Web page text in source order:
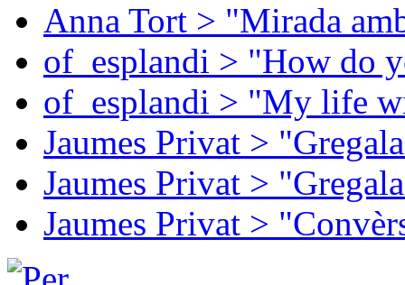
Anna Tort > "Mirada
of_esplandi > "How do
of_esplandi > "My life
Jaumes Privat >
Jaumes Privat >
Jaumes Privat >